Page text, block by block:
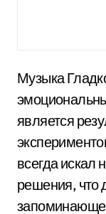
Музыка
является
всегда искал
решения, что